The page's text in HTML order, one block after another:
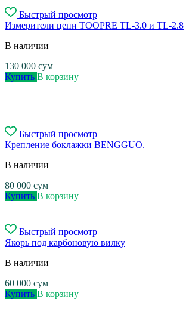
Быстрый просмотр
Измерители цепи TOOPRE TL-3.0 и TL-2.8
В наличии
130 000 сум
Купить В корзину
Быстрый просмотр
Крепление боклажки BENGGUO.
В наличии
80 000 сум
Купить В корзину
Быстрый просмотр
Якорь под карбоновую вилку
В наличии
60 000 сум
Купить В корзину